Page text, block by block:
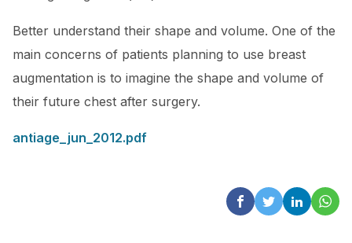
Avis des patients
Better understand their shape and volume. One of the
main concerns of patients planning to use breast
augmentation is to imagine the shape and volume of
their future chest after surgery.
antiage_jun_2012.pdf